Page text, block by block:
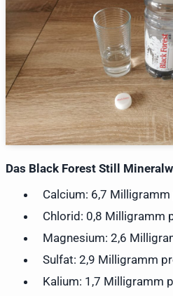
Das Black Forest Still
Calcium: 6,7
Chlorid: 0,8 Milligramm
Magnesium: 2,6
Sulfat: 2,9 Milligramm
Kalium: 1,7 Milligramm